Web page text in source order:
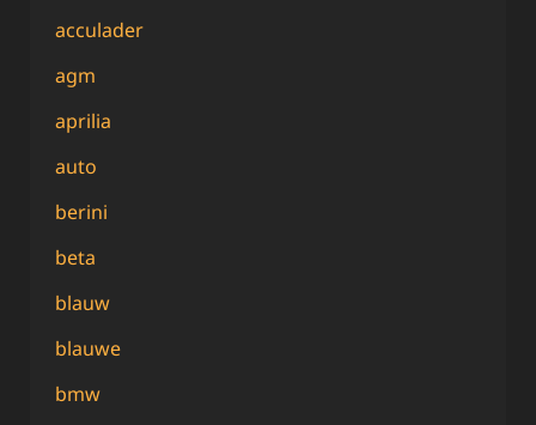
acculader
agm
aprilia
auto
berini
beta
blauw
blauwe
bmw